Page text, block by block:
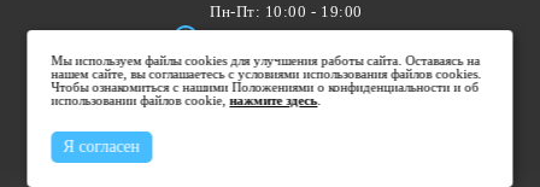
Пн-Пт: 10:00 - 19:00
Вс: Выходной
Мы используем файлы cookies для улучшения работы сайта. Оставаясь на
нашем сайте, вы соглашаетесь с условиями использования файлов cookies.
Чтобы ознакомиться с нашими Положениями о конфиденциальности и об
использовании файлов cookie,нажмите здесь.
Я согласен